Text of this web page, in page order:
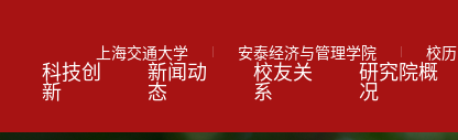
上海交通大学 安泰经济与管理学院 校历
科技创
新
新闻动
态
校友关
系
研究院概
况